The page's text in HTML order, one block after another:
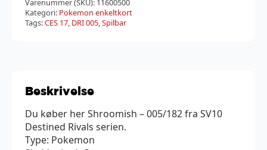
Varenummer (SKU): 11600500
Kategori: Pokemon enkeltkort
Tags:CES 17, DRI 005,Spilbar
Beskrivelse
Du køber her Shroomish – 005/182 fra SV10
Destined Rivals serien.
Type: Pokemon